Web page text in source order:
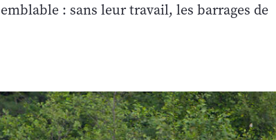
: sans leur travail, les barrages de